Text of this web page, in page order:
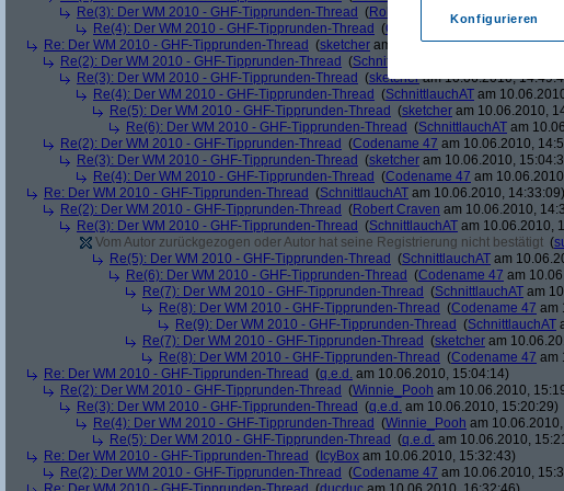
Re(3): Der WM 2010 - GHF-Tipprunden-Thread (Robert Cravenam 10.06.2010,
Re(4): Der WM 2010 - GHF-Tipprunden-Thread
(Codename 47
am
Re: Der WM 2010 - GHF-Tipprunden-Thread (sketcher am 10.06.2010, 14:30:32)
Re(2): Der WM 2010 - GHF-Tipprunden-Thread (SchnittlauchAT
Re(3): Der WM 2010 - GHF-Tipprunden-Thread (sketcheram 10.06.2010,
Re(4): Der WM 2010 - GHF-Tipprunden-Thread (SchnittlauchAT am
Re(5): Der WM 2010 - GHF-Tipprunden-Thread (sketcher am 10.06.2010,
Re(6): Der WM 2010 - GHF-Tipprunden-Thread (SchnittlauchAT am
Re(2): Der WM 2010 - GHF-Tipprunden-Thread (Codename 47 am 10.06.2010,
Re(3): Der WM 2010 - GHF-Tipprunden-Thread (sketcher am 10.06.2010,
Re(4): Der WM 2010 - GHF-Tipprunden-Thread (Codename 47 am
Re: Der WM 2010 - GHF-Tipprunden-Thread (SchnittlauchAT am 10.06.2010, 14:33:09)
Re(2): Der WM 2010 - GHF-Tipprunden-Thread (Robert Craven am 10.06.2010,
Re(3): Der WM 2010 - GHF-Tipprunden-Thread (SchnittlauchAT am 10.06.2010,
Vom Autor zurückgezogen oder Autor hat seine Registrierung nicht bestätigt (
Re(5): Der WM 2010 - GHF-Tipprunden-Thread (SchnittlauchAT am
Re(6): Der WM 2010 - GHF-Tipprunden-Thread (Codename 47 am
Re(7): Der WM 2010 - GHF-Tipprunden-Thread (SchnittlauchAT am
Re(8): Der WM 2010 - GHF-Tipprunden-Thread (Codename 47 am
Re(9): Der WM 2010 - GHF-Tipprunden-Thread (SchnittlauchAT
Re(7): Der WM 2010 - GHF-Tipprunden-Thread (sketcher am
Re(8): Der WM 2010 - GHF-Tipprunden-Thread (Codename 47 am
Re: Der WM 2010 - GHF-Tipprunden-Thread (q.e.d. am 10.06.2010, 15:04:14)
Re(2): Der WM 2010 - GHF-Tipprunden-Thread (Winnie_Pooh am 10.06.2010,
Re(3): Der WM 2010 - GHF-Tipprunden-Thread (q.e.d. am 10.06.2010, 15:20:29)
Re(4): Der WM 2010 - GHF-Tipprunden-Thread (Winnie_Pooh am
Re(5): Der WM 2010 - GHF-Tipprunden-Thread (q.e.d. am 10.06.2010,
Re: Der WM 2010 - GHF-Tipprunden-Thread ( IcyBox am 10.06.2010, 15:32:43)
Re(2): Der WM 2010 - GHF-Tipprunden-Thread (Codename 47 am 10.06.2010,
Konfigurieren